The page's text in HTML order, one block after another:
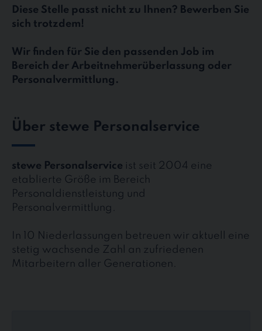
Diese Stelle passt nicht zu Ihnen? Bewerben Sie
sich trotzdem!
Wir finden für Sie den passenden Job im
Bereich der Arbeitnehmerüberlassung oder
Personalvermittlung.
Über stewe Personalservice
stewe Personalservice ist seit 2004 eine
etablierte Größe im Bereich
Personaldienstleistung und
Personalvermittlung.
In 10 Niederlassungen betreuen wir aktuell eine
stetig wachsende Zahl an zufriedenen
Mitarbeitern aller Generationen.